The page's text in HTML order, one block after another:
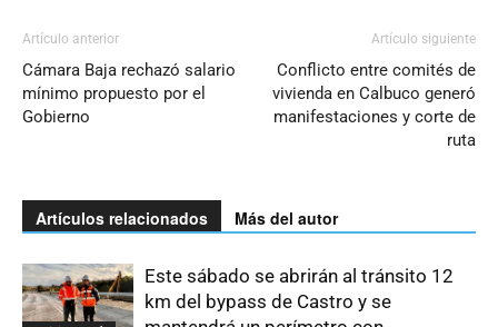
Artículo anterior
Cámara Baja rechazó salario
mínimo propuesto por el
Gobierno
Artículo siguiente
Conflicto entre comités de
vivienda en Calbuco generó
manifestaciones y corte de
ruta
Artículos relacionados Más del autor
Este sábado se abrirán al tránsito 12
km del bypass de Castro y se